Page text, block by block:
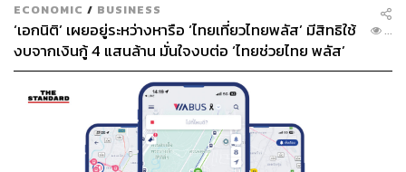
ECONOMIC / BUSINESS
‘เอกนิติ’ เผยอยู่ระหว่างหารือ ‘ไทยเที่ยวไทยพลัส’ มีสิทธิใช้
งบจากเงินกู้ 4 แสนล้าน มั่นใจงบต่อ ‘ไทยช่วยไทย พลัส’
เฟส 2 มีเพียงพอ
...